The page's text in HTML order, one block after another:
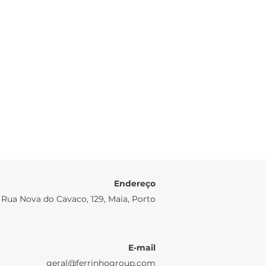
Endereço
Rua Nova do Cavaco, 129, Maia, Porto
E-mail
geral@ferrinhogroup.com